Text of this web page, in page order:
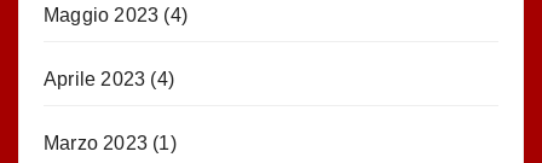
Maggio 2023 (4)
Aprile 2023 (4)
Marzo 2023 (1)